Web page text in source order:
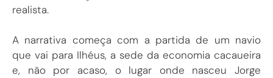
realista.
A narrativa começa com a partida de um navio
que vai para Ilhéus, a sede da economia cacaueira
e, não por acaso, o lugar onde nasceu Jorge